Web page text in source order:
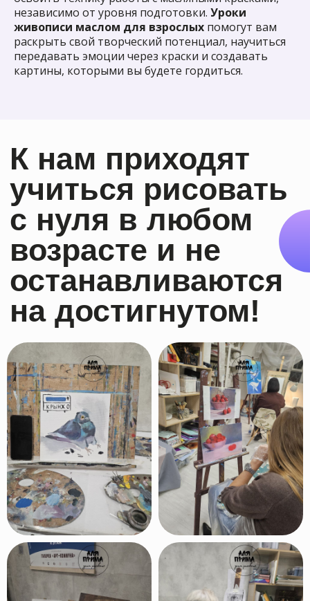
независимо от уровня подготовки. Уроки
живописи маслом для взрослых помогут вам
раскрыть свой творческий потенциал, научиться
передавать эмоции через краски и создавать
картины, которыми вы будете гордиться.
Каждый курс имеет
начинающую и
продолжающуюавторскую
программу. Вы сможете
совершенствовать свои навыки!
Наша художественная школа
имеетобразовательную
лицензию
Уютная студиянаходится в 7
город
Преимущества
школы
рисования
"Аля Прима"